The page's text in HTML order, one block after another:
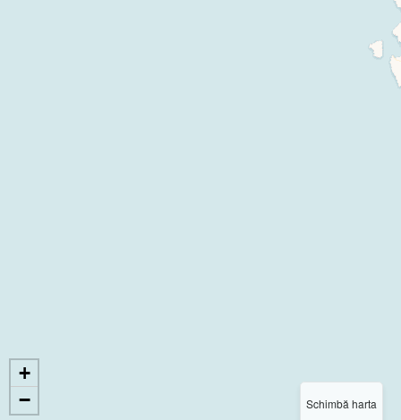
Schimbă harta
+
−